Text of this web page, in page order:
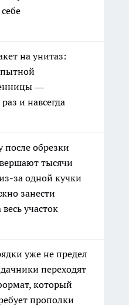
на унитаз:
—
и навсегда
после обрезки
тысячи
за одной кучки
занести
участок
уже не предел
переходят
который
прополки